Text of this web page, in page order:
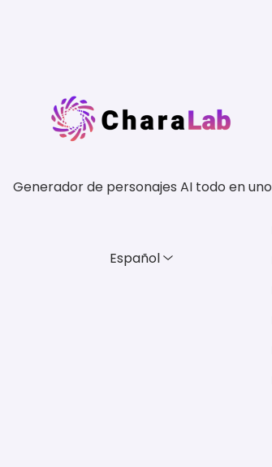
Generador de personajes AI todo en uno
Español